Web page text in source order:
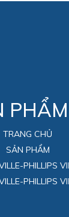
PHẨM
TRANG CHỦ
SẢN PHẨM
PHILLIPS
PHILLIPS